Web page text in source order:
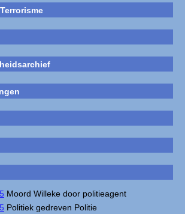
Moord Willeke door politieagent
Politiek gedreven Politie